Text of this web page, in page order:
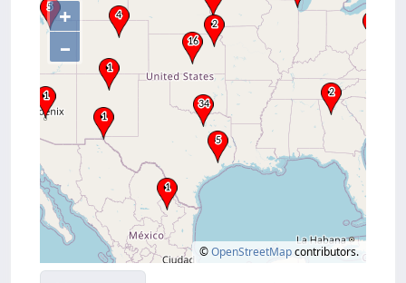
+
–
©OpenStreetMapcontributors.